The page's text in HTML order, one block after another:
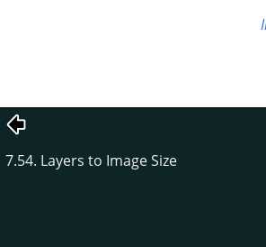
7.54. Layers to Image Size